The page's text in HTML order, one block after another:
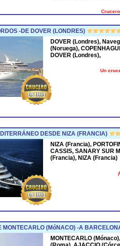
-DE DOVER (LONDRES)
DOVER (Londres),
(Noruega),
DOVER (Londres),
Un
DESDE NIZA (FRANCIA)
NIZA (Francia),
CASSIS, SANARY SUR
(Francia), NIZA (Francia)
MONTECARLO (MóNACO) -A
MONTECARLO